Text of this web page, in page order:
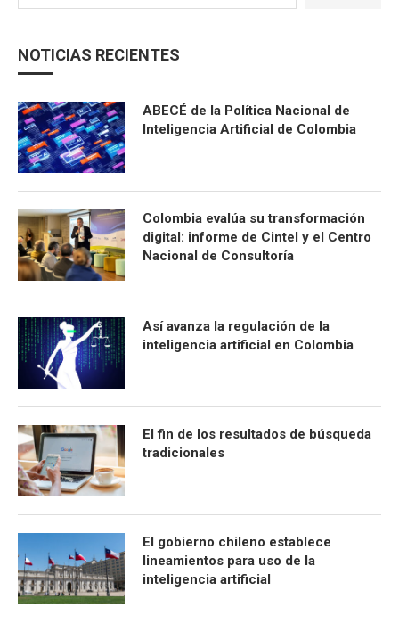
NOTICIAS RECIENTES
ABECÉ de la Política Nacional de
Inteligencia Artificial de Colombia
Colombia evalúa su transformación
digital: informe de Cintel y el Centro
Nacional de Consultoría
Así avanza la regulación de la
inteligencia artificial en Colombia
El fin de los resultados de búsqueda
tradicionales
El gobierno chileno establece
lineamientos para uso de la
inteligencia artificial